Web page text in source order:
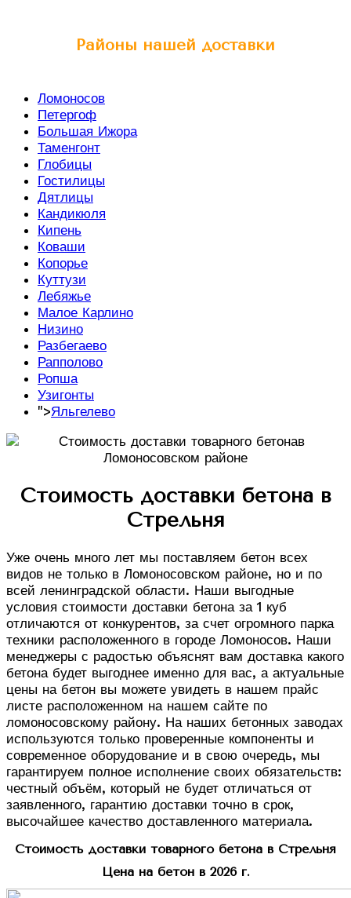
Районы нашей доставки
Ломоносов
Петергоф
Большая Ижора
Таменгонт
Глобицы
Гостилицы
Дятлицы
Кандикюля
Кипень
Коваши
Копорье
Куттузи
Лебяжье
Малое Карлино
Низино
Разбегаево
Рапполово
Ропша
Узигонты
">Яльгелево
Стоимость доставки бетона в
Стрельня
Уже очень много лет мы поставляем бетон всех
видов не только в Ломоносовском районе, но и по
всей ленинградской области. Наши выгодные
условия стоимости доставки бетона за 1 куб
отличаются от конкурентов, за счет огромного парка
техники расположенного в городе Ломоносов. Наши
менеджеры с радостью объяснят вам доставка какого
бетона будет выгоднее именно для вас, а актуальные
цены на бетон вы можете увидеть в нашем прайс
листе расположенном на нашем сайте по
ломоносовскому району. На наших бетонных заводах
используются только проверенные компоненты и
современное оборудование и в свою очередь, мы
гарантируем полное исполнение своих обязательств:
честный объём, который не будет отличаться от
заявленного, гарантию доставки точно в срок,
высочайшее качество доставленного материала.
Стоимость доставки товарного бетона в Стрельня
Цена на бетон в 2026 г.